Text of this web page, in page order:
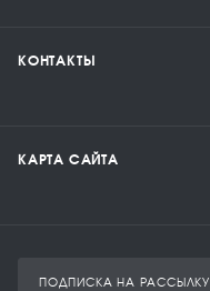
КОНТАКТЫ
КАРТА САЙТА
ПОДПИСКА НА РАССЫЛКУ